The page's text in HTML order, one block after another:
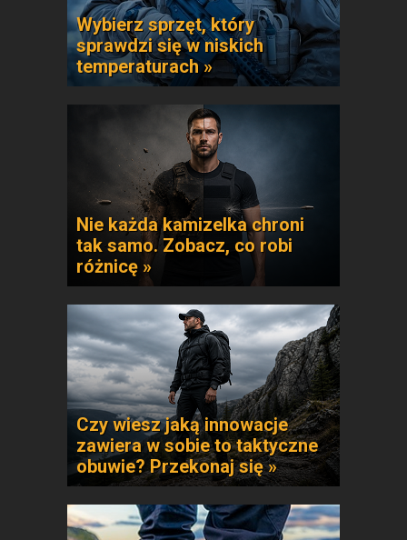
Wybierz sprzęt, który
sprawdzi się w niskich
temperaturach »
Nie każda kamizelka chroni
tak samo. Zobacz, co robi
różnicę »
Czy wiesz jaką innowacje
zawiera w sobie to taktyczne
obuwie? Przekonaj się »